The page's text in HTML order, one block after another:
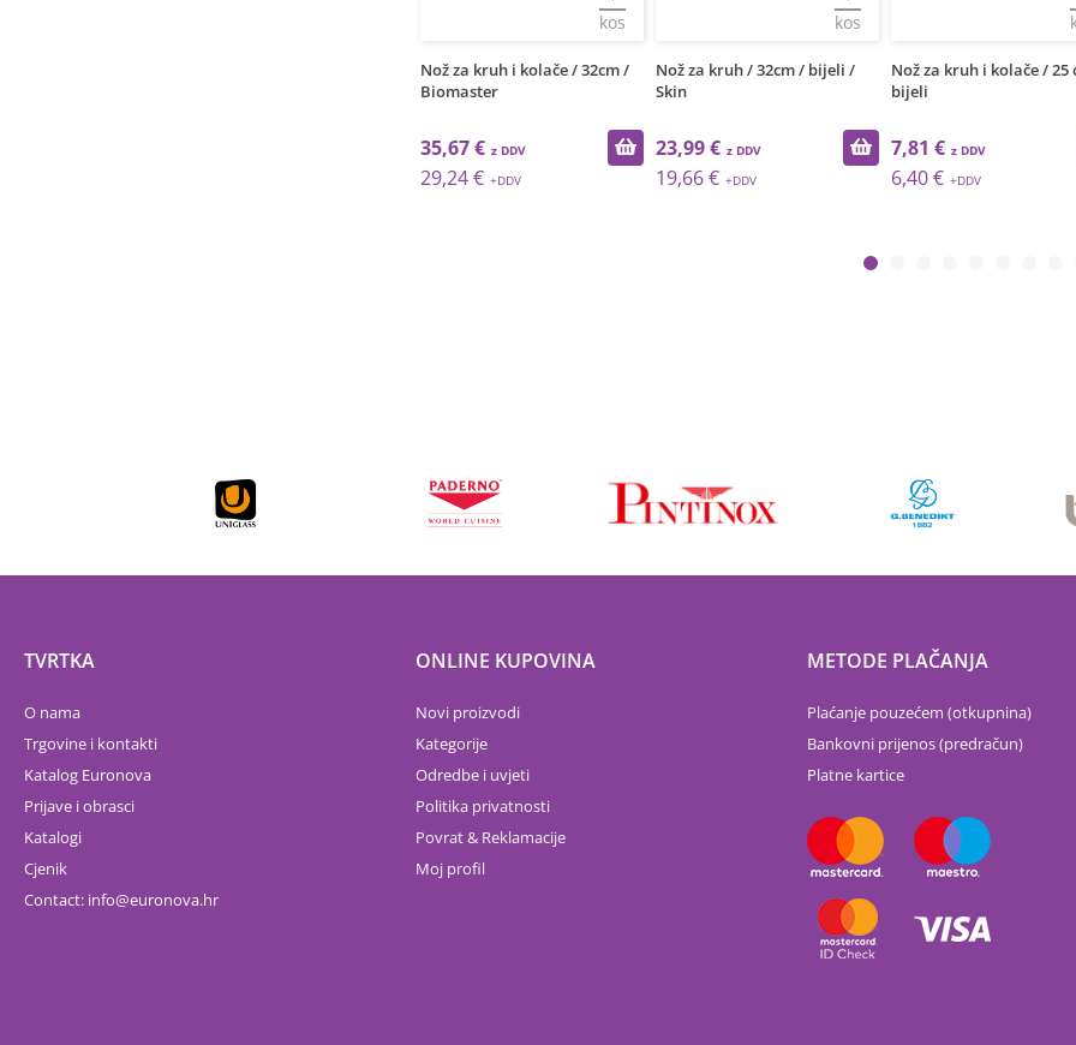
Nož za kruh i kolače / 32cm /
Nož za kruh / 32cm / bijeli /
Skin
23,99 €
19,66 €
Nož za kruh i kolače / 25 cm /
7,81 €
6,40 €
Nož za kruh /
23,99 €
19,66 €
TVRTKA
O nama
Trgovine i kontakti
Katalog Euronova
Prijave i obrasci
Katalogi
Cjenik
Contact: info euronova.hr
ONLINE KUPOVINA
Novi proizvodi
Kategorije
Odredbe i uvjeti
Politika privatnosti
Povrat & Reklamacije
Moj profil
METODE PLAČANJA
Plaćanje pouzećem (otkupnina)
Bankovni prijenos (predračun)
Platne kartice